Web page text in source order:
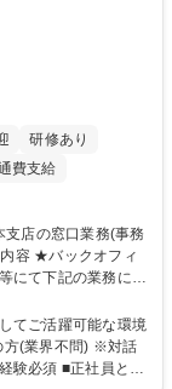
研修あり
費支給
にて下記の業務に従
等の受付・オペレ
務紹介：ご応募前
career/circle/
てご活躍可能な環境
方(業界不問) ※対話
社員とし